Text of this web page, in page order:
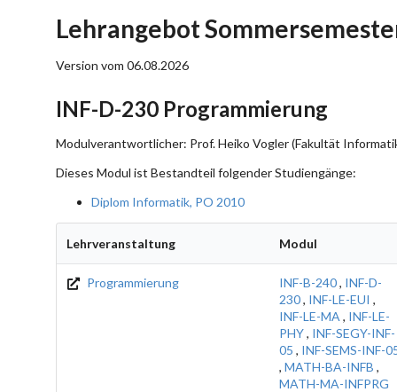
Lehrangebot
Version vom 06.08.2026
INF-D-230 Programmierung
Modulverantwortlicher: Prof. Heiko Vogler (Fakultät
Dieses Modul ist Bestandteil folgender Studiengänge:
Diplom Informatik, PO 2010
Lehrveranstaltung Modul
Programmierung INF-B-240, INF-D-
230, INF-LE-EUI ,
INF-LE-MA , INF-LE-
PHY, INF-SEGY-INF-
05 , INF-SEMS-INF-
, MATH-BA-INFB ,
MATH-MA-INFPRG